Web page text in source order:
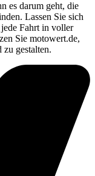
es darum geht, die
Lassen Sie sich
Fahrt in voller
Sie motowert.de,
gestalten.